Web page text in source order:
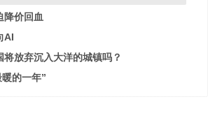
降价回血
AI
放弃沉入大洋的城镇吗？
的一年”